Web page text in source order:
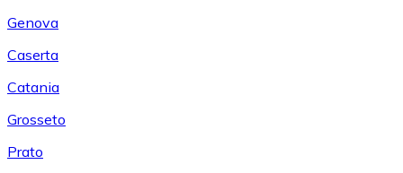
Genova
Caserta
Catania
Grosseto
Prato